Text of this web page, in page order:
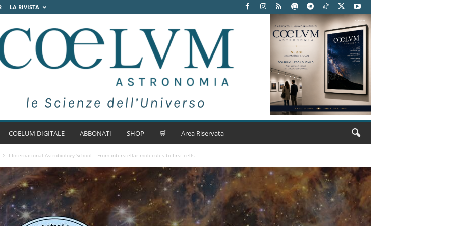
LA RIVISTA
COELUM DIGITALE ABBONATI SHOP 🛒 Area Riservata
I International Astrobiology School – From interstellar molecules to first cells